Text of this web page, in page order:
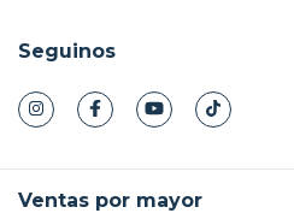
Seguinos
Ventas por mayor